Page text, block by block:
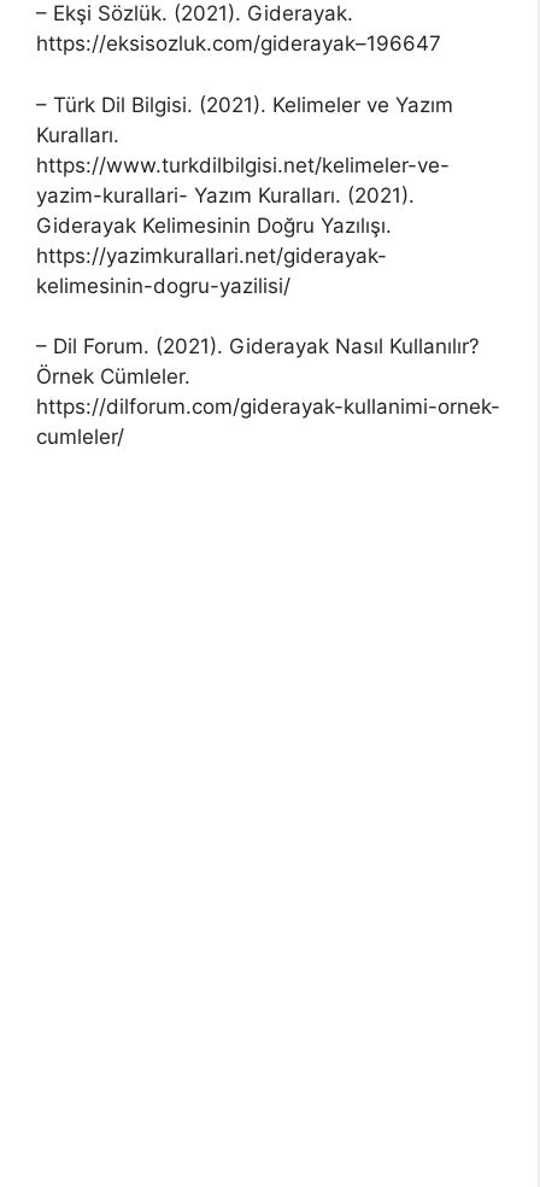
– Ekşi Sözlük. (2021). Giderayak.
https://eksisozluk.com/giderayak–196647
– Türk Dil Bilgisi. (2021). Kelimeler ve Yazım
Kuralları.
https://www.turkdilbilgisi.net/kelimeler-ve-
yazim-kurallari- Yazım Kuralları. (2021).
Giderayak Kelimesinin Doğru Yazılışı.
https://yazimkurallari.net/giderayak-
kelimesinin-dogru-yazilisi/
– Dil Forum. (2021). Giderayak Nasıl Kullanılır?
Örnek Cümleler.
https://dilforum.com/giderayak-kullanimi-ornek-
cumleler/